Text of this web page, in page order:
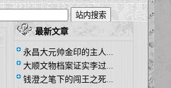
最新文章
永昌大元帅金印的主人...
大顺文物档案证实李过...
钱澄之笔下的闯王之死...